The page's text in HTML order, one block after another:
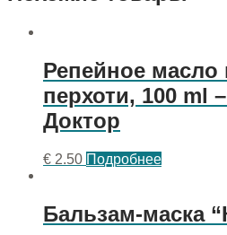
Репейное масло
перхоти, 100 ml
Доктор
€ 2.50 Подробнее
Бальзам-маска